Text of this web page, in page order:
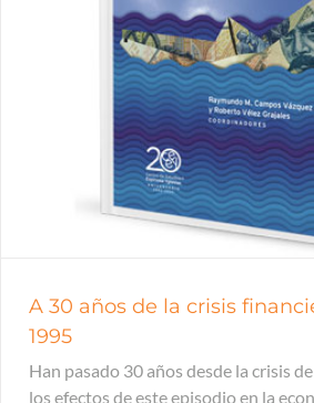
A 30 años de la crisis
1995
Han pasado 30 años desde la crisis
los efectos de este episodio en la